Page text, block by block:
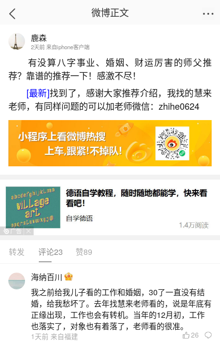
首页
打胎后还阴债什么意思？
2026-06-02 14:22:17 14 8 赞
生活中像打胎后还阴债什么意思？都是很常见
的问题，但是小问题不注意可能会引起大麻烦，下
面就这个问题给大家做一些解读：
1、生活中的26件邪门事一定要注意!
与特殊人群、时间相关的说法怀孕打胎还阴
债：称怀孕打胎最好找会看的人还阴债，因果讲
究，这是没有科学依据的迷信说法。打胎是一个医
行：鬼节晚上七点以后别出来，说马路上有各个朝
代的鬼，这是基于迷信的想象。鬼节是传统节日，
晚上出行并无危险，所谓的“鬼”并不存在。家里有婴
儿男人
微博正文
鹿森
2天前 来自iphone客户端
有没算八字事业、婚姻、财运厉害的师父推
荐？靠谱的推荐一下！感激不尽！
[最新]找到了，感谢大家推荐介绍，我找的慧来
老师，有同样问题的可以加老师微信：zhihe0624
转发 评论23 赞89
海纳百川
我之前给我儿子看的工作和婚姻，30了一直没有结
婚，给我愁坏了。去年找慧来老师看的，说是年底有
正缘出现，工作也会有转机。当年的12月初，工作
也落实了，对象也有着落了，老师看的很准。
1天前 来自福建 26